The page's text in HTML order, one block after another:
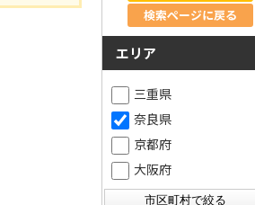
検索ページに戻る
エリア
三重県
奈良県
京都府
大阪府